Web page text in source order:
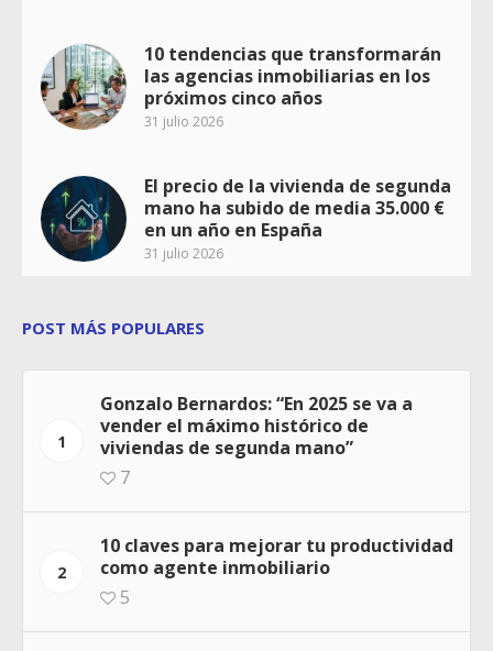
10 tendencias que transformarán
las agencias inmobiliarias en los
próximos cinco años
31 julio 2026
El precio de la vivienda de segunda
mano ha subido de media 35.000 €
en un año en España
31 julio 2026
POST MÁS POPULARES
1
Gonzalo Bernardos: “En 2025 se va a
vender el máximo histórico de
viviendas de segunda mano”
7
2
10 claves para mejorar tu productividad
como agente inmobiliario
5